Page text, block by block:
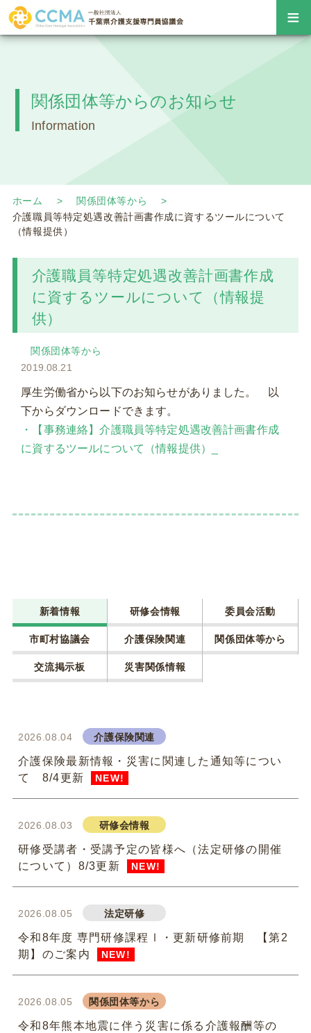
≡
関係団体等からのお知らせ
Information
ホーム
関係団体等から
介護職員等特定処遇改善計画書作成に資するツールについて
（情報提供）
介護職員等特定処遇改善計画書作成
に資するツールについて（情報提
供）
関係団体等から
2019.08.21
厚生労働省から以下のお知らせがありました。 以
下からダウンロードできます。
・【事務連絡】介護職員等特定処遇改善計画書作成
に資するツールについて（情報提供）_
新着情報 研修会情報 委員会活動
市町村協議会 介護保険関連 関係団体等から
交流掲示板 災害関係情報
2026.08.04 介護保険関連
介護保険最新情報・災害に関連した通知等につい
て 8/4更新
NEW!
2026.08.03 研修会情報
研修受講者・受講予定の皆様へ（法定研修の開催
について）8/3更新
NEW!
2026.08.05 法定研修
令和8年度 専門研修課程Ⅰ・更新研修前期 【第2
期】のご案内
NEW!
2026.08.05 関係団体等から
令和8年熊本地震に伴う災害に係る介護報酬等の